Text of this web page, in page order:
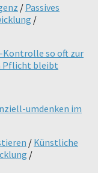
/ Passives
/
Kontrolle so oft zur
Pflicht bleibt
/ Künstliche
/